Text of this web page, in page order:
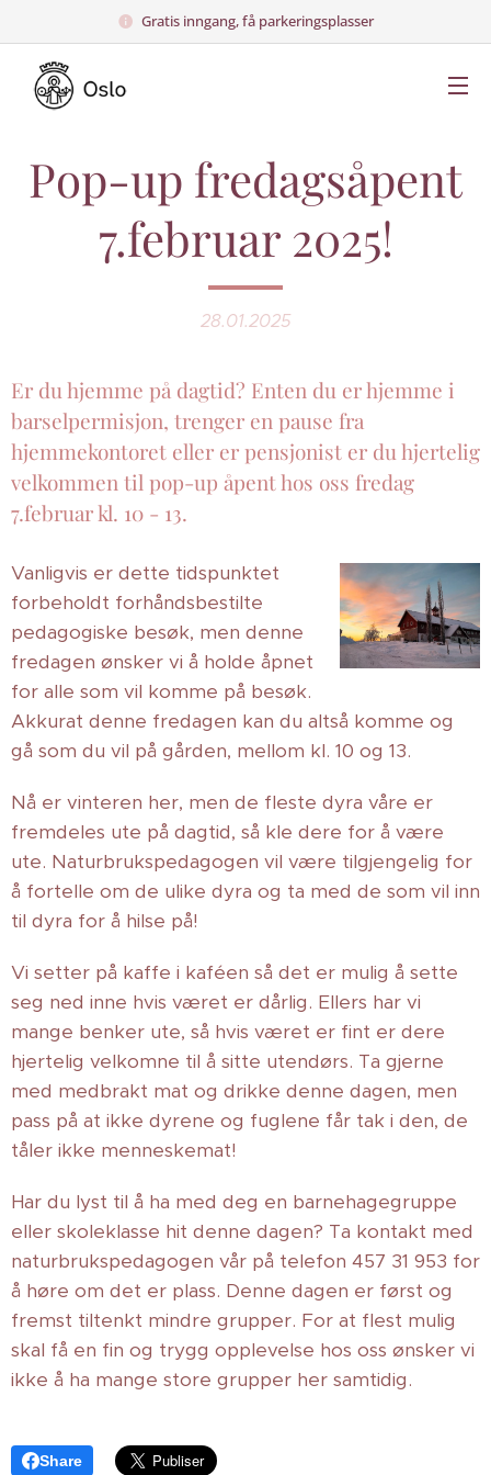
Gratis inngang, få parkeringsplasser
Pop-up fredagsåpent
7.februar 2025!
28.01.2025
Er du hjemme på dagtid? Enten du er hjemme i
barselpermisjon, trenger en pause fra
hjemmekontoret eller er pensjonist er du hjertelig
velkommen til pop-up åpent hos oss fredag
7.februar kl. 10 - 13.
Vanligvis er dette tidspunktet
forbeholdt forhåndsbestilte
pedagogiske besøk, men denne
fredagen ønsker vi å holde åpnet
for alle som vil komme på besøk.
Akkurat denne fredagen kan du altså komme og
gå som du vil på gården, mellom kl. 10 og 13.
Nå er vinteren her, men de fleste dyra våre er
fremdeles ute på dagtid, så kle dere for å være
ute. Naturbrukspedagogen vil være tilgjengelig for
å fortelle om de ulike dyra og ta med de som vil inn
til dyra for å hilse på!
Vi setter på kaffe i kaféen så det er mulig å sette
seg ned inne hvis været er dårlig. Ellers har vi
mange benker ute, så hvis været er fint er dere
hjertelig velkomne til å sitte utendørs. Ta gjerne
med medbrakt mat og drikke denne dagen, men
pass på at ikke dyrene og fuglene får tak i den, de
tåler ikke menneskemat!
Har du lyst til å ha med deg en barnehagegruppe
eller skoleklasse hit denne dagen? Ta kontakt med
naturbrukspedagogen vår på telefon 457 31 953 for
å høre om det er plass. Denne dagen er først og
fremst tiltenkt mindre grupper. For at flest mulig
skal få en fin og trygg opplevelse hos oss ønsker vi
ikke å ha mange store grupper her samtidig.
Share